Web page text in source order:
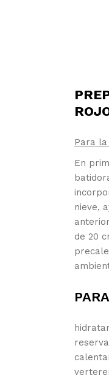
Para
En
nieve,
de 20